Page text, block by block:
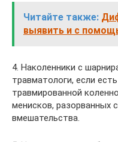
Читайте также:
выявить и с
4. Наколенники с
травматологи, если
травмированной
менисков, разорванных
вмешательства.